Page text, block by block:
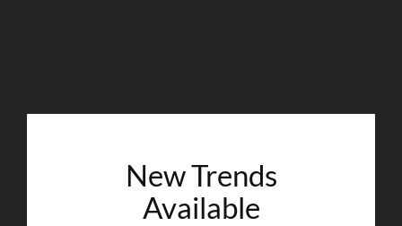
New Trends
Available